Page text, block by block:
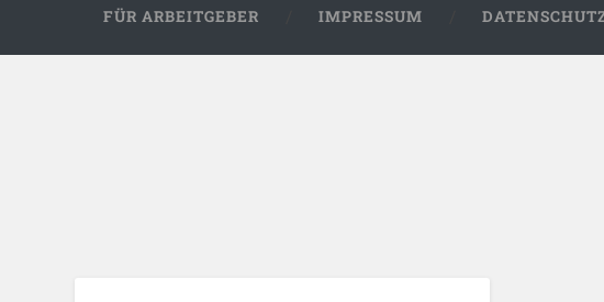
FÜR ARBEITGEBER IMPRESSUM